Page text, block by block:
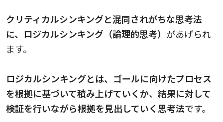
クリティカルシンキングと混同されがちな思考法
に、ロジカルシンキング（論理的思考） があげられ
ます。
ロジカルシンキングとは、ゴールに向けたプロセス
を根拠に基づいて積み上げていくか、結果に対して
検証を行いながら根拠を見出していく思考法です。